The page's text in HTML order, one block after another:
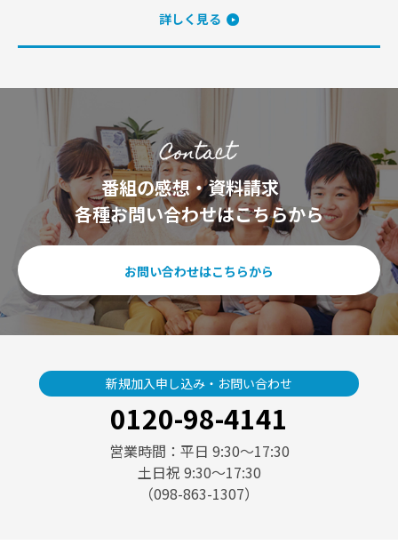
詳しく見る
番組の感想・資料請求
各種お問い合わせはこちらから
お問い合わせはこちらから
新規加入申し込み・お問い合わせ
0120-98-4141
営業時間：平日 9:30〜17:30
土日祝 9:30〜17:30
（098-863-1307）